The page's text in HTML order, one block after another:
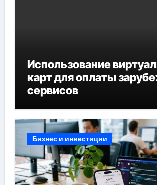
Использование
карт для оплаты
сервисов
Бизнес и инвестиции